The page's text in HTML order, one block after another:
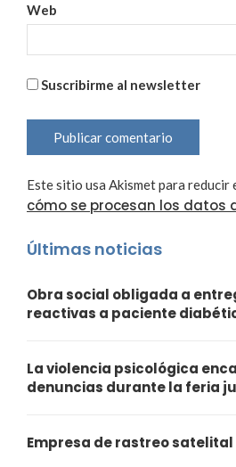
Web
Suscribirme al newsletter
Este sitio usa Akismet para reducir
cómo se procesan los datos
Últimas noticias
Obra social obligada a
reactivas a paciente
La violencia psicológica
denuncias durante la feria
Empresa de rastreo